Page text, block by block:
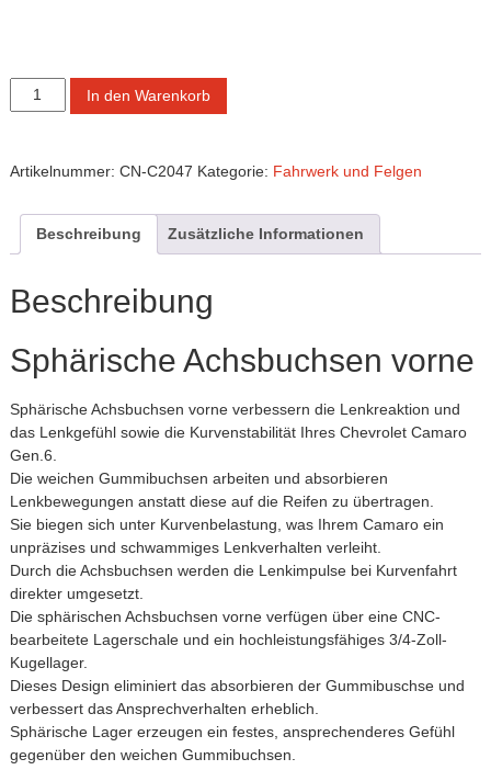
Sphärische
Achsbuchsen
In den Warenkorb
Artikelnummer: CN-C2047 Kategorie: Fahrwerk und Felgen
Beschreibung Zusätzliche Informationen
Beschreibung
Sphärische Achsbuchsen vorne
Sphärische Achsbuchsen vorne verbessern die Lenkreaktion und
das Lenkgefühl sowie die Kurvenstabilität Ihres Chevrolet Camaro
Gen.6.
Die weichen Gummibuchsen arbeiten und absorbieren
Lenkbewegungen anstatt diese auf die Reifen zu übertragen.
Sie biegen sich unter Kurvenbelastung, was Ihrem Camaro ein
unpräzises und schwammiges Lenkverhalten verleiht.
Durch die Achsbuchsen werden die Lenkimpulse bei Kurvenfahrt
direkter umgesetzt.
Die sphärischen Achsbuchsen vorne verfügen über eine CNC-
bearbeitete Lagerschale und ein hochleistungsfähiges 3/4-Zoll-
Kugellager.
Dieses Design eliminiert das absorbieren der Gummibuschse und
verbessert das Ansprechverhalten erheblich.
Sphärische Lager erzeugen ein festes, ansprechenderes Gefühl
gegenüber den weichen Gummibuchsen.